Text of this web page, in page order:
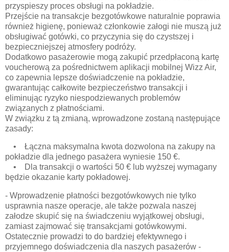
przyspieszy proces obsługi na pokładzie.
Przejście na transakcje bezgotówkowe naturalnie poprawia
również higienę, ponieważ członkowie załogi nie muszą już
obsługiwać gotówki, co przyczynia się do czystszej i
bezpieczniejszej atmosfery podróży.
Dodatkowo pasażerowie mogą zakupić przedpłaconą kartę
voucherową za pośrednictwem aplikacji mobilnej Wizz Air,
co zapewnia lepsze doświadczenie na pokładzie,
gwarantując całkowite bezpieczeństwo transakcji i
eliminując ryzyko niespodziewanych problemów
związanych z płatnościami.
W związku z tą zmianą, wprowadzone zostaną następujące
zasady:
• Łączna maksymalna kwota dozwolona na zakupy na
pokładzie dla jednego pasażera wyniesie 150 €.
• Dla transakcji o wartości 50 € lub wyższej wymagany
będzie okazanie karty pokładowej.
- Wprowadzenie płatności bezgotówkowych nie tylko
usprawnia nasze operacje, ale także pozwala naszej
załodze skupić się na świadczeniu wyjątkowej obsługi,
zamiast zajmować się transakcjami gotówkowymi.
Ostatecznie prowadzi to do bardziej efektywnego i
przyjemnego doświadczenia dla naszych pasażerów -